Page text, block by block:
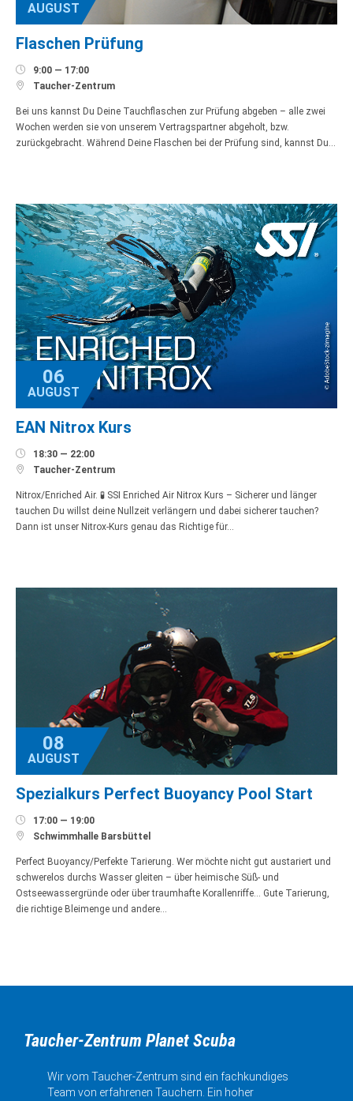
AUGUST
Flaschen Prüfung
 9:00 — 17:00
 Taucher-Zentrum
Bei uns kannst Du Deine Tauchflaschen zur Prüfung abgeben – alle zwei
Wochen werden sie von unserem Vertragspartner abgeholt, bzw.
zurückgebracht. Während Deine Flaschen bei der Prüfung sind, kannst Du…
06
AUGUST
EAN Nitrox Kurs
 18:30 — 22:00
 Taucher-Zentrum
Nitrox/Enriched Air. 🧪 SSI Enriched Air Nitrox Kurs – Sicherer und länger
tauchen Du willst deine Nullzeit verlängern und dabei sicherer tauchen?
Dann ist unser Nitrox-Kurs genau das Richtige für…
08
AUGUST
Spezialkurs Perfect Buoyancy Pool Start
 17:00 — 19:00
 Schwimmhalle Barsbüttel
Perfect Buoyancy/Perfekte Tarierung. Wer möchte nicht gut austariert und
schwerelos durchs Wasser gleiten – über heimische Süß- und
Ostseewassergründe oder über traumhafte Korallenriffe… Gute Tarierung,
die richtige Bleimenge und andere…
Taucher-Zentrum Planet Scuba
Wir vom Taucher-Zentrum sind ein fachkundiges
Team von erfahrenen Tauchern. Ein hoher